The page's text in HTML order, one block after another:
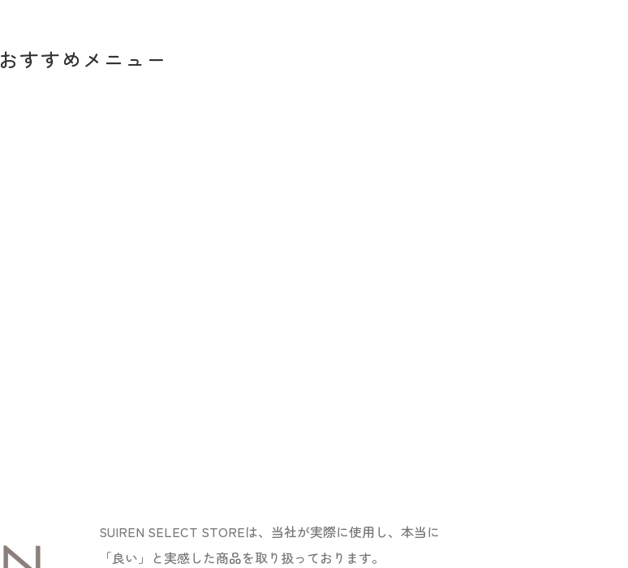
おすすめメニュー
SUIREN SELECT STOREは、当社が実際に使用し、本当に
「良い」と実感した商品を取り扱っております。